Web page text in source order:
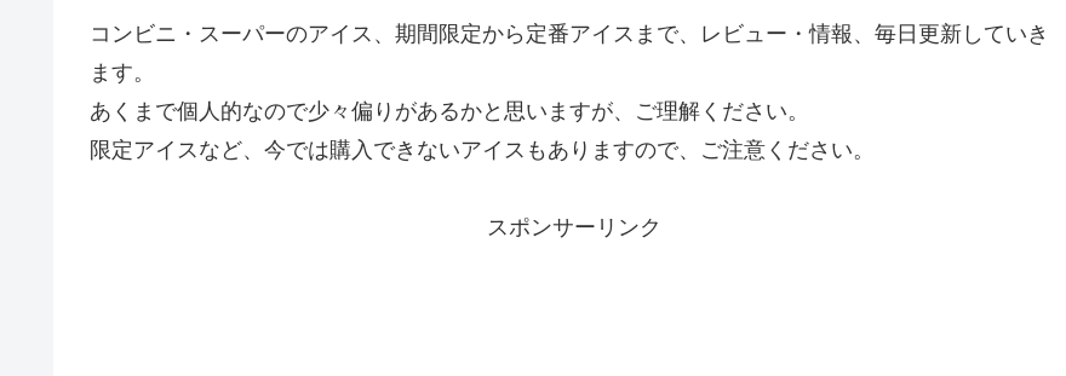
コンビニ・スーパーのアイス、期間限定から定番アイスまで、レビュー・情報、毎日更新していき
ます。
あくまで個人的なので少々偏りがあるかと思いますが、ご理解ください。
限定アイスなど、今では購入できないアイスもありますので、ご注意ください。
スポンサーリンク